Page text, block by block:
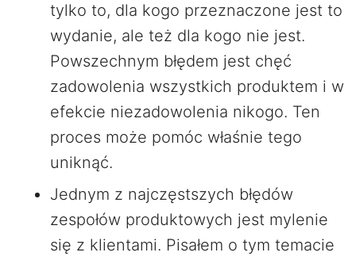
tylko to, dla kogo przeznaczone jest to
wydanie, ale też dla kogo nie jest.
Powszechnym błędem jest chęć
zadowolenia wszystkich produktem i w
efekcie niezadowolenia nikogo. Ten
proces może pomóc właśnie tego
uniknąć.
Jednym z najczęstszych błędów
zespołów produktowych jest mylenie
się z klientami. Pisałem o tym temacie